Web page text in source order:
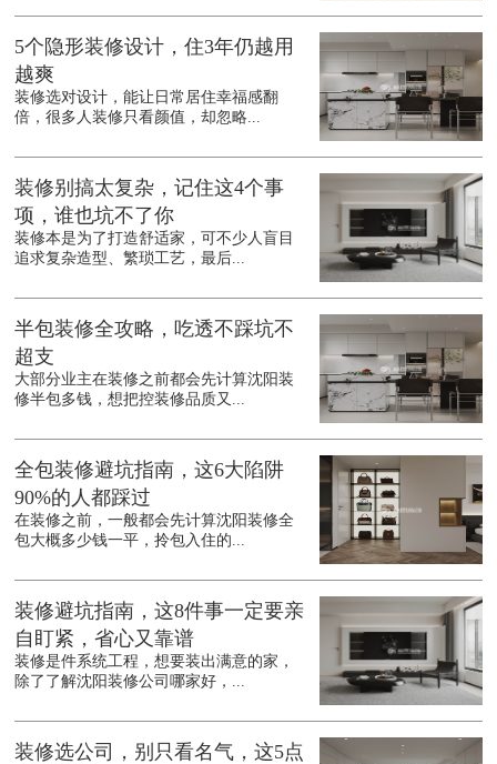
5个隐形装修设计，住3年仍越用
越爽
装修选对设计，能让日常居住幸福感翻
倍，很多人装修只看颜值，却忽略...
装修别搞太复杂，记住这4个事
项，谁也坑不了你
装修本是为了打造舒适家，可不少人盲目
追求复杂造型、繁琐工艺，最后...
半包装修全攻略，吃透不踩坑不
超支
大部分业主在装修之前都会先计算沈阳装
修半包多钱，想把控装修品质又...
全包装修避坑指南，这6大陷阱
90%的人都踩过
在装修之前，一般都会先计算沈阳装修全
包大概多少钱一平，拎包入住的...
装修避坑指南，这8件事一定要亲
自盯紧，省心又靠谱
装修是件系统工程，想要装出满意的家，
除了了解沈阳装修公司哪家好，...
装修选公司，别只看名气，这5点